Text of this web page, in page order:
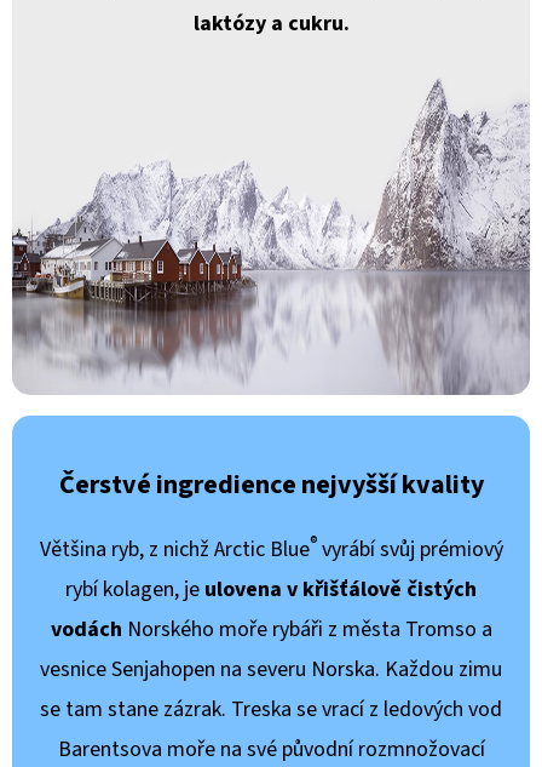
laktózy a cukru.
Čerstvé ingredience nejvyšší kvality
Většina ryb, z nichž Arctic Blue®vyrábí svůj prémiový
rybí kolagen, je ulovena v křišťálově čistých
vodách Norského moře rybáři z města Tromso a
vesnice Senjahopen na severu Norska. Každou zimu
se tam stane zázrak. Treska se vrací z ledových vod
Barentsova moře na své původní rozmnožovací